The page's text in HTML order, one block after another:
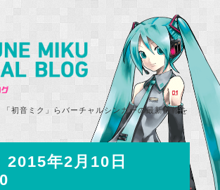
「初音ミク」らバーチャルシンガーの最新情報を
2015年2月10日